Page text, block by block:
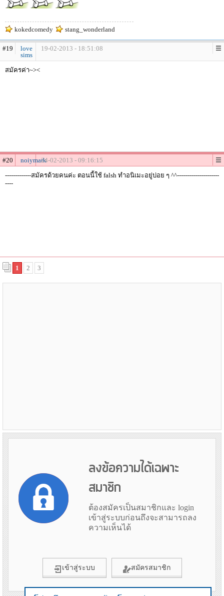
kokedcomedy stang_wonderland
#19
love
sims
19-02-2013 - 18:51:08
สมัครค่า~><
#20 noiymark24-02-2013 - 09:16:15
-------------สมัครด้วยคนค่ะ ตอนนี้ใช้ falsh ทำอนิเมะอยู่บ่อย ๆ ^^---------------------
----
1 2 3
ลงข้อความได้เฉพาะ
สมาชิก
ต้องสมัครเป็นสมาชิกและ login
เข้าสู่ระบบก่อนถึงจะสามารถลง
ความเห็นได้
เข้าสู่ระบบ สมัครสมาชิก